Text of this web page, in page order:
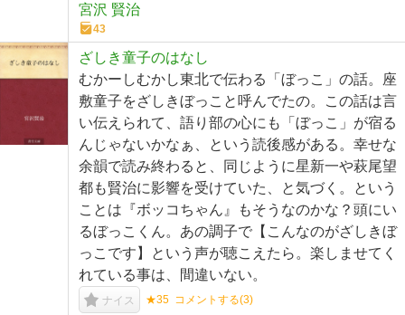
宮沢 賢治
43
ざしき童子のはなし
むかーしむかし東北で伝わる「ぼっこ」の話。座
敷童子をざしきぼっこと呼んでたの。この話は言
い伝えられて、語り部の心にも「ぼっこ」が宿る
んじゃないかなぁ、という読後感がある。幸せな
余韻で読み終わると、同じように星新一や萩尾望
都も賢治に影響を受けていた、と気づく。という
ことは『ボッコちゃん』もそうなのかな？頭にい
るぼっこくん。あの調子で【こんなのがざしきぼ
っこです】という声が聴こえたら。楽しませてく
れている事は、間違いない。
ナイス ★35 コメントする(3)